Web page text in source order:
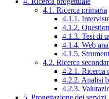
4.1. Ricerca primaria
4.1.1.
4.1.2.
4.1.3. Test di
4.1.4. Web
4.1.5.
4.2. Ricerca
4.2.1. Ricerca
4.2.2. Analisi
4.2.3.
5. Progettazione dei servizi